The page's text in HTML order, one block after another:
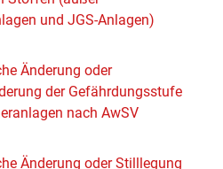
und JGS-Anlagen)
Änderung oder
der Gefährdungsstufe
nach AwSV
Änderung oder Stilllegung